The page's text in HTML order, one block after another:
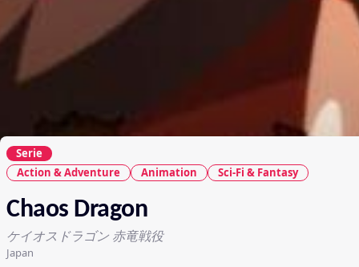
Serie
Action & Adventure
Animation Sci-Fi & Fantasy
Chaos Dragon
ケイオスドラゴン 赤竜戦役
Japan